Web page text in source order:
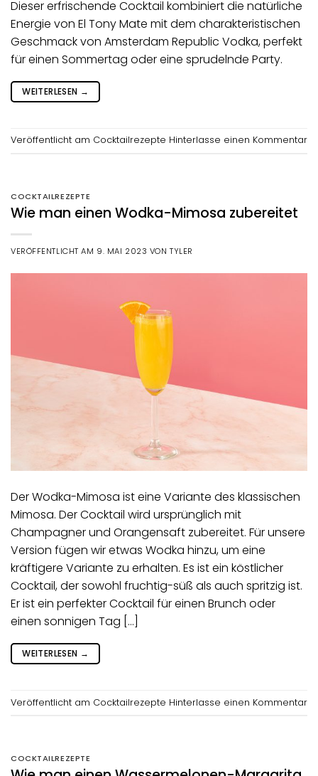
Dieser erfrischende Cocktail kombiniert die natürliche
Energie von El Tony Mate mit dem charakteristischen
Geschmack von Amsterdam Republic Vodka, perfekt
für einen Sommertag oder eine sprudelnde Party.
WEITERLESEN →
Veröffentlicht am Cocktailrezepte Hinterlasse einen Kommentar
COCKTAILREZEPTE
Wie man einen Wodka-Mimosa zubereitet
VERÖFFENTLICHT AM 9. MAI 2023 VONTYLER
Der Wodka-Mimosa ist eine Variante des klassischen
Mimosa. Der Cocktail wird ursprünglich mit
Champagner und Orangensaft zubereitet. Für unsere
Version fügen wir etwas Wodka hinzu, um eine
kräftigere Variante zu erhalten. Es ist ein köstlicher
Cocktail, der sowohl fruchtig-süß als auch spritzig ist.
Er ist ein perfekter Cocktail für einen Brunch oder
einen sonnigen Tag […]
WEITERLESEN →
Veröffentlicht am Cocktailrezepte Hinterlasse einen Kommentar
COCKTAILREZEPTE